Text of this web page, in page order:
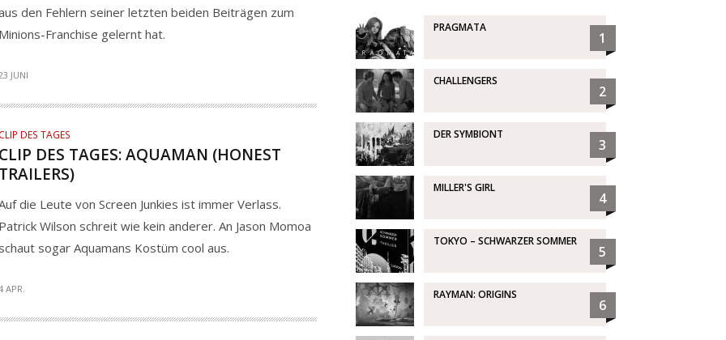
den Fehlern seiner letzten beiden Beiträgen zum
Franchise gelernt hat.
JUNI
DES TAGES
DES TAGES: AQUAMAN (HONEST
die Leute von Screen Junkies ist immer Verlass.
Wilson schreit wie kein anderer. An Jason Momoa
sogar Aquamans Kostüm cool aus.
APR.
PRAGMATA
1
CHALLENGERS
2
DER SYMBIONT
3
MILLER'S GIRL
4
TOKYO – SCHWARZER SOMMER
5
RAYMAN: ORIGINS
6